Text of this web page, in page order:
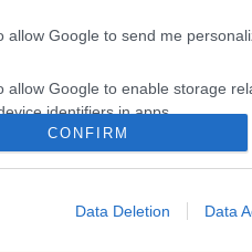
allow Google to send me
allow Google to enable storage
identifiers in apps.
allow Google to enable storage
allow Google to enable storage
CONFIRM
Data Deletion Data
és Aleks Lesk szerezte
is el tudtak érni.
Kacin lettek Rally2-es
mögött, míg Gryazinéktól